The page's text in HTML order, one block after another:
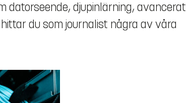
datorseende, djupinlärning, avancerat
du som journalist några av våra